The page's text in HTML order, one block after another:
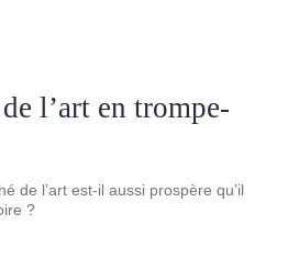
l’art en trompe-
de l’art est-il aussi prospère qu’il
?